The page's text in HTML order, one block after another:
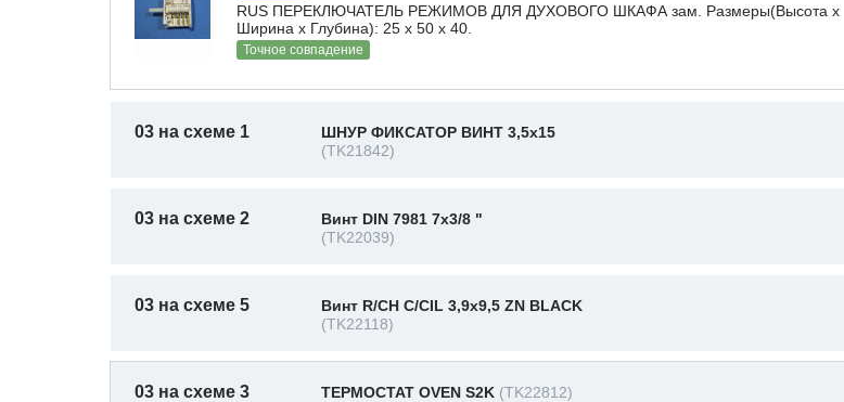
RUS ПЕРЕКЛЮЧАТЕЛЬ РЕЖИМОВ ДЛЯ ДУХОВОГО ШКАФА зам. Размеры(Высота х
Ширина х Глубина): 25 x 50 х 40.
Точное совпадение
03 на схеме 1
ШНУР ФИКСАТОР ВИНТ 3,5x15
(TK21842)
03 на схеме 2
Винт DIN 7981 7x3/8 "
(TK22039)
03 на схеме 5
Винт R/CH C/CIL 3,9x9,5 ZN BLACK
(TK22118)
03 на схеме 3 ТЕРМОСТАТ OVEN S2K (TK22812)